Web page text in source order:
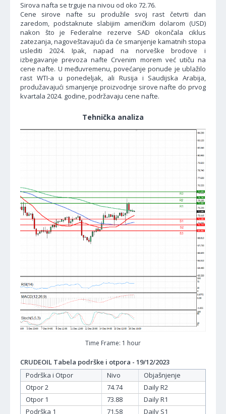
Sirova nafta se trguje na nivou od oko 72.76.
Cene sirove nafte su produžile svoj rast četvrti dan
zaredom, podstaknute slabijim američkim dolarom (USD)
nakon što je Federalne rezerve SAD okončala ciklus
zatezanja, nagoveštavajući da će smanjenje kamatnih stopa
uslediti 2024. Ipak, napad na norveške brodove i
izbegavanje prevoza nafte Crvenim morem već utiču na
cene nafte. U međuvremenu, povećanje ponude je ublažilo
rast WTI-a u ponedeljak, ali Rusija i Saudijska Arabija,
produžavajući smanjenje proizvodnje sirove nafte do prvog
kvartala 2024. godine, podržavaju cene nafte.
Tehnička analiza
Time Frame: 1 hour
CRUDEOIL Tabela podrške i otpora - 19/12/2023
Podrška i Otpor
Nivo
Objašnjenje
Otpor 2
74.74
Daily R2
Otpor 1
73.88
Daily R1
Podrška 1
71.58
Daily S1